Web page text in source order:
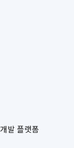
발 플랫폼